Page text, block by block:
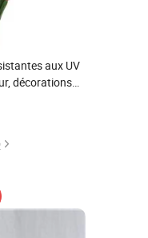
aux UV
décorations